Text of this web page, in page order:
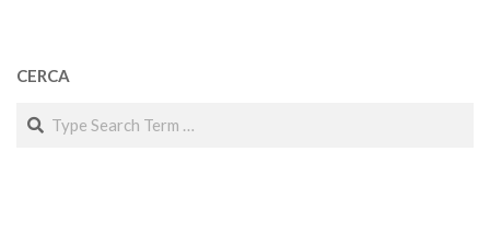
CERCA
Search